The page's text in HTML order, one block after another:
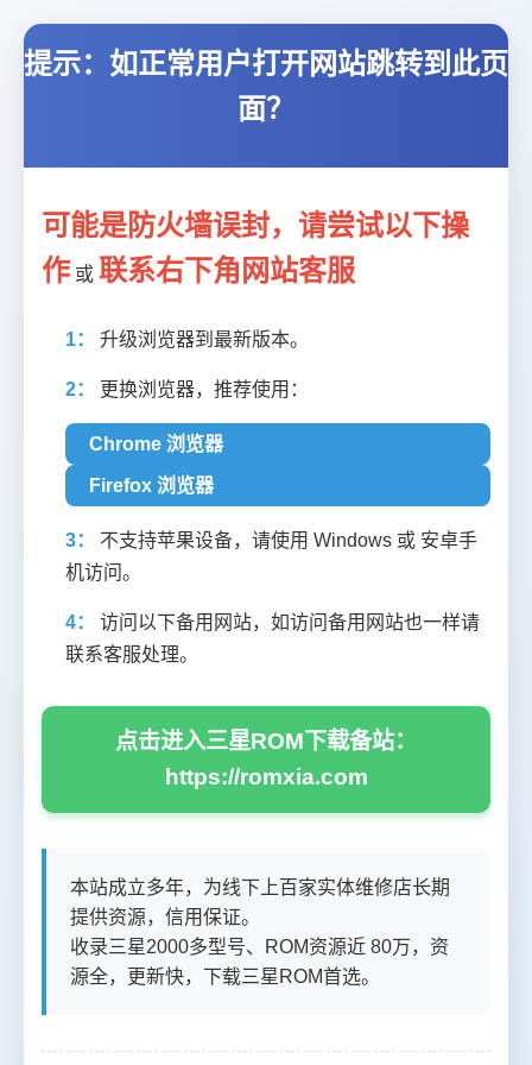
提示：如正常用户打开网站跳转到此页
面？
可能是防火墙误封，请尝试以下操
作 或 联系右下角网站客服
1： 升级浏览器到最新版本。
2： 更换浏览器，推荐使用：
Chrome 浏览器
Firefox 浏览器
3：
不支持苹果设备，请使用 Windows 或 安卓手
机访问。
4：
访问以下备用网站，如访问备用网站也一样请
联系客服处理。
点击进入三星ROM下载备站：
https://romxia.com
本站成立多年，为线下上百家实体维修店长期
提供资源，信用保证。
收录三星2000多型号、ROM资源近 80万，资
源全，更新快，下载三星ROM首选。